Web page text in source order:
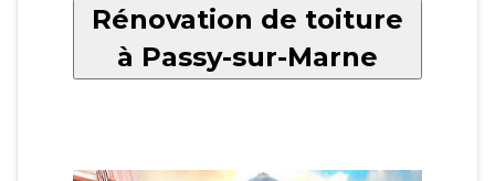
Rénovation de toiture
à Passy-sur-Marne